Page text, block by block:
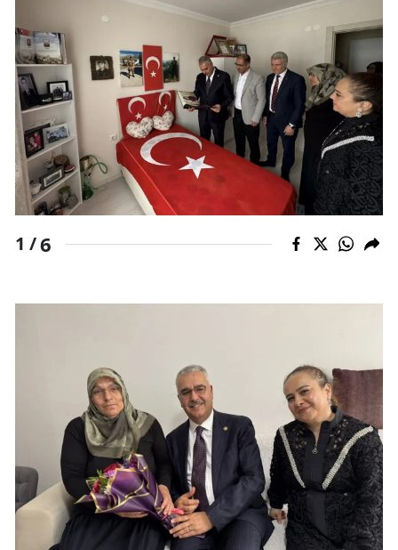
Kırşehir
Kocaeli
Konya
Kütahya
Malatya
Manisa
Kahramanmaraş
Nevşehir
Niğde
Ordu
Rize
Sakarya
1 /6